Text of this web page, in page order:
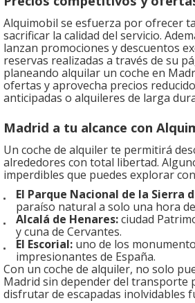
Alquimobil se esfuerza por ofrecer
sacrificar la calidad del servicio.
lanzan promociones y descuentos
reservas realizadas a través de su
planeando alquilar un coche en
ofertas y aprovecha precios
anticipadas o alquileres de larga
Madrid a tu alcance con
Un coche de alquiler te permitirá
alrededores con total libertad.
imperdibles que puedes explorar
El Parque Nacional de la Sierra
paraíso natural a solo una hora
Alcalá de Henares:ciudad
y cuna de Cervantes.
El Escorial: uno de los
impresionantes de España.
Con un coche de alquiler, no solo
Madrid sin depender del transporte
disfrutar de escapadas inolvidables